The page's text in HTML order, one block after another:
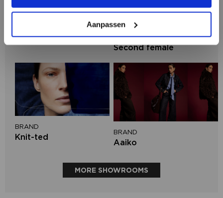
Aanpassen
BRAND
Second female
BRAND
Knit-ted
BRAND
Aaiko
MORE SHOWROOMS